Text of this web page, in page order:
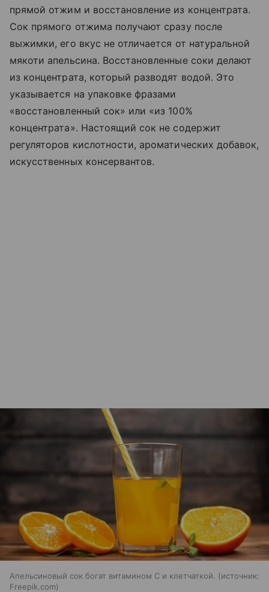
прямой отжим и восстановление из концентрата.
Сок прямого отжима получают сразу после
выжимки, его вкус не отличается от натуральной
мякоти апельсина. Восстановленные соки делают
из концентрата, который разводят водой. Это
указывается на упаковке фразами
«восстановленный сок» или «из 100%
концентрата». Настоящий сок не содержит
регуляторов кислотности, ароматических добавок,
искусственных консервантов.
Апельсиновый сок богат витамином С и клетчаткой.
источник:
Freepik.com